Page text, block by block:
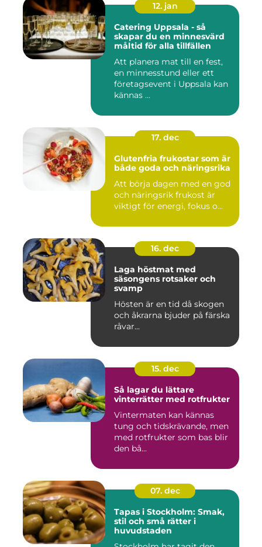
12. jan
Catering Uppsala - så
skapar du en minnesvärd
måltid för alla tillfällen
Att planera mat till en fest,
en minnesstund eller ett
företagsevent i Uppsala kan
kännas ...
17. dec
Glutenfria frukostar som är
både goda och näringsrika
Att börja dagen med en god
och näringsrik frukost är
viktigt för energi, fokus o...
16. dec
Laga höstmat med
säsongens rotsaker och
svamp
Hösten är en tid då skogen
och åkrarna bjuder på färska
råvar...
15. dec
Så lagar du lättare
vinterrätter med rotfrukter
Vintermaten kan kännas
tung och tidskrävande, men
med rotfrukter som bas blir
den bå...
07. dec
Tapas i Stockholm: Smak,
stil och små rätter i
huvudstaden